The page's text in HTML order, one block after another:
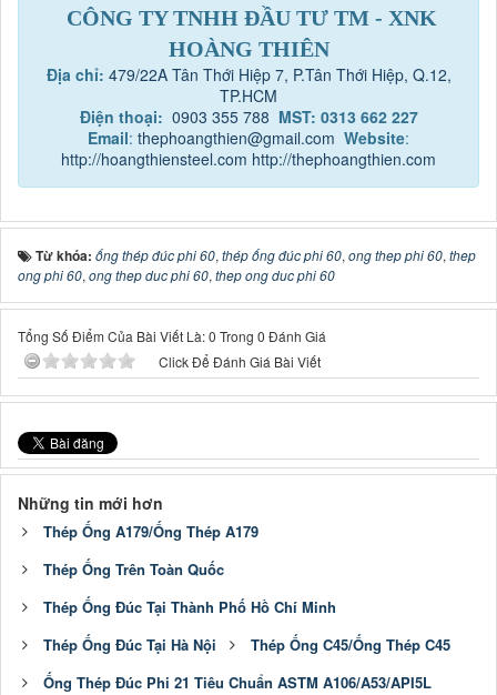
CÔNG TY TNHH ĐẦU TƯ TM - XNK
HOÀNG THIÊN
Địa chỉ: 479/22A Tân Thới Hiệp 7, P.Tân Thới Hiệp, Q.12,
TP.HCM
Điện thoại: 0903 355 788 MST: 0313 662 227
Email: thephoangthien@gmail.com Website:
http://hoangthiensteel.com http://thephoangthien.com
Từ khóa: ống thép đúc phi 60, thép ống đúc phi 60, ong thep phi 60, thep
ong phi 60, ong thep duc phi 60, thep ong duc phi 60
Tổng Số Điểm Của Bài Viết Là: 0 Trong 0 Đánh Giá
Click Để Đánh Giá Bài Viết
Những tin mới hơn
Thép Ống A179/Ống Thép A179
Thép Ống Trên Toàn Quốc
Thép Ống Đúc Tại Thành Phố Hồ Chí Minh
Thép Ống Đúc Tại Hà Nội
Thép Ống C45/Ống Thép C45
Ống Thép Đúc Phi 21 Tiêu Chuẩn ASTM A106/A53/API5L